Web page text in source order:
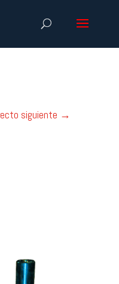
siguiente →